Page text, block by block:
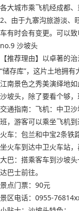
各大城市乘飞机经成都、
2、由于九寨沟旅游淡、
车有时会有变更。可以
no.9 沙坡头
【推荐理由】以卓著的
“储存库”，这片土地拥
江南景色之秀美演绎地
沙坡头，除了要看个够
交通指南：飞机：中卫
班，游客可以乘坐飞机
火车：包兰和中宝2条铁
坐火车到达中卫火车站，
大巴：搭乘客车到沙坡
达巴士前往。
景点门票：90元
景区电话：0955-